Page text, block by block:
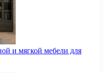
и мягкой мебели для